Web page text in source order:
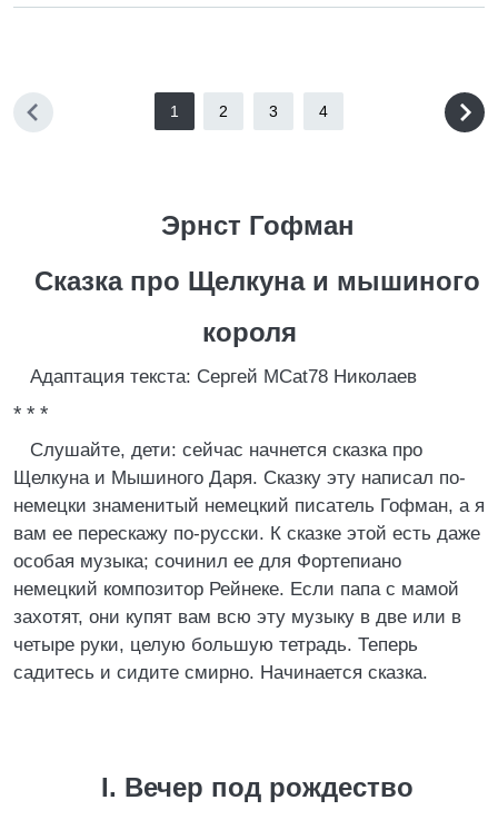
1 2 3 4
Эрнст Гофман
Сказка про Щелкуна и мышиного
короля
Адаптация текста: Сергей MCat78 Николаев
* * *
Слушайте, дети: сейчас начнется сказка про
Щелкуна и Мышиного Даря. Сказку эту написал по-
немецки знаменитый немецкий писатель Гофман, а я
вам ее перескажу по-русски. К сказке этой есть даже
особая музыка; сочинил ее для Фортепиано
немецкий композитор Рейнеке. Если папа с мамой
захотят, они купят вам всю эту музыку в две или в
четыре руки, целую большую тетрадь. Теперь
садитесь и сидите смирно. Начинается сказка.
I. Вечер под рождество